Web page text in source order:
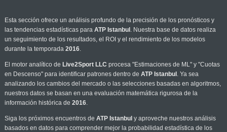
Esta sección ofrece un análisis profundo de la precisión de los pronósticos y
las tendencias estadísticas para ATP Istanbul . Nuestra base de datos realiza
un seguimiento de los resultados, el ROI y el rendimiento de los modelos
durante la temporada 2016.
El motor analítico de Live2Sport LLC procesa "Estimaciones de ML" y "Cuotas
en Descenso" para identificar patrones dentro de ATP Istanbul . Ya sea
analizando los cambios del mercado o las selecciones basadas en algoritmos,
nuestros datos se basan en una evaluación matemática rigurosa de la
información histórica de 2016.
Siga los próximos encuentros de ATP Istanbul y aproveche nuestros análisis
basados en datos para comprender mejor la probabilidad estadística de los